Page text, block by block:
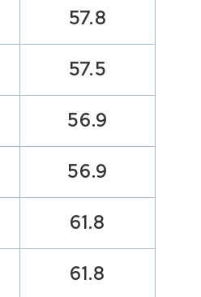
57.8
57.5
56.9
56.9
61.8
61.8